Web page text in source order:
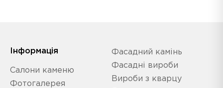
Iнформація
Салони каменю
Фотогалерея
Фасадний камінь
Фасадні вироби
Вироби з кварцу